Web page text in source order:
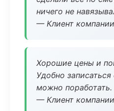
ничего не
— Клиент компании
Хорошие цены и
Удобно записаться
можно поработать.
— Клиент компании